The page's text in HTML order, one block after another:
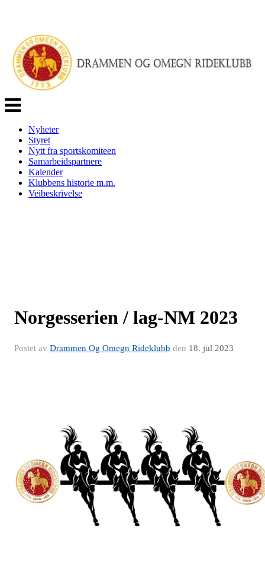
Veksle
navigasjon
Nyheter
Styret
Nytt fra sportskomiteen
Samarbeidspartnere
Kalender
Klubbens historie m.m.
Veibeskrivelse
Norgesserien / lag-NM 2023
Postet av Drammen Og Omegn Rideklubb den 18. jul 2023